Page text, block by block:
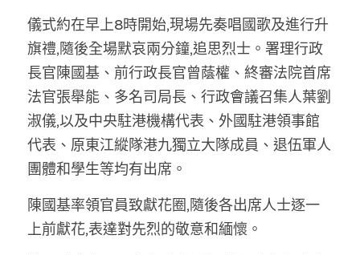
林伯強專欄
馮煒光專欄
趙處機專欄
KOL 精選
大衛sir專欄
曾子晴 - 晴深直說
龔靜儀大律師專欄
條款及細則
關於我們
儀式約在早上8時開始,現場先奏唱國歌及進行升
旗禮,隨後全場默哀兩分鐘,追思烈士。署理行政
長官陳國基、前行政長官曾蔭權、終審法院首席
法官張舉能、多名司局長、行政會議召集人葉劉
淑儀,以及中央駐港機構代表、外國駐港領事館
代表、原東江縱隊港九獨立大隊成員、退伍軍人
團體和學生等均有出席。
陳國基率領官員致獻花圈,隨後各出席人士逐一
上前獻花,表達對先烈的敬意和緬懷。